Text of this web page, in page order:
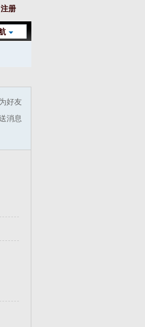
注册
好友
消息